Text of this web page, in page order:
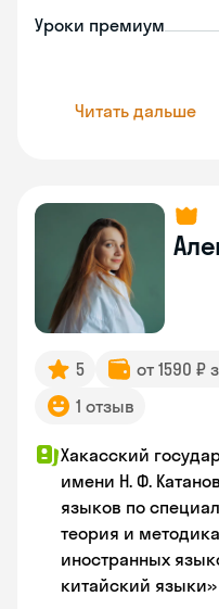
Уроки премиум
Читать дальше
5 от 1590 ₽
1 отзыв
Хакасский
имени Н. Ф.
языков по
теория и
иностранных
китайский языки»